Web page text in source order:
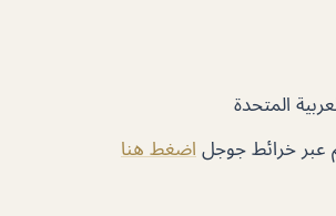
عبر خرائط جوجل اضغط هنا